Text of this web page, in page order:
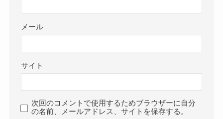
メール
サイト
次回のコメントで使用するためブラウザーに自分
の名前、メールアドレス、サイトを保存する。